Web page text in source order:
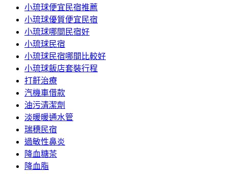
小琉球便宜民宿推薦
小琉球優質便宜民宿
小琉球哪間民宿好
小琉球民宿
小琉球民宿哪間比較好
小琉球飯店套裝行程
打鼾治療
汽機車借款
油污清潔劑
淡暖暖通水管
瑞穗民宿
過敏性鼻炎
降血糖茶
降血脂